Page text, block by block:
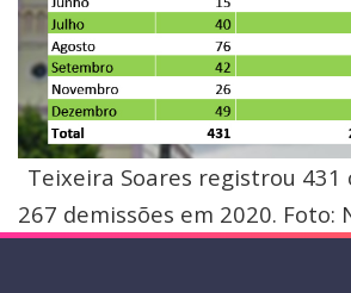
Teixeira Soares registrou
267 demissões em 2020. Foto: